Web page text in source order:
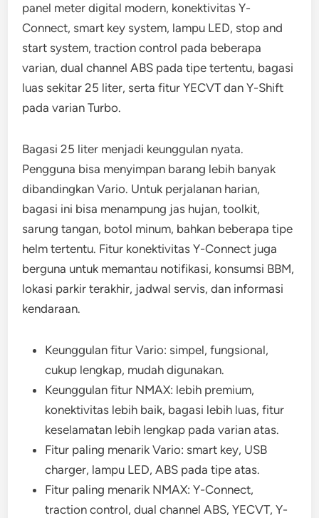
panel meter digital modern, konektivitas Y-
Connect, smart key system, lampu LED, stop and
start system, traction control pada beberapa
varian, dual channel ABS pada tipe tertentu, bagasi
luas sekitar 25 liter, serta fitur YECVT dan Y-Shift
pada varian Turbo.
Bagasi 25 liter menjadi keunggulan nyata.
Pengguna bisa menyimpan barang lebih banyak
dibandingkan Vario. Untuk perjalanan harian,
bagasi ini bisa menampung jas hujan, toolkit,
sarung tangan, botol minum, bahkan beberapa tipe
helm tertentu. Fitur konektivitas Y-Connect juga
berguna untuk memantau notifikasi, konsumsi BBM,
lokasi parkir terakhir, jadwal servis, dan informasi
kendaraan.
Keunggulan fitur Vario: simpel, fungsional,
cukup lengkap, mudah digunakan.
Keunggulan fitur NMAX: lebih premium,
konektivitas lebih baik, bagasi lebih luas, fitur
keselamatan lebih lengkap pada varian atas.
Fitur paling menarik Vario: smart key, USB
charger, lampu LED, ABS pada tipe atas.
Fitur paling menarik NMAX: Y-Connect,
traction control, dual channel ABS, YECVT, Y-